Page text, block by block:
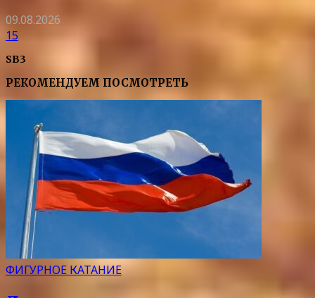
09.08.2026
15
SB3
РЕКОМЕНДУЕМ ПОСМОТРЕТЬ
ФИГУРНОЕ КАТАНИЕ